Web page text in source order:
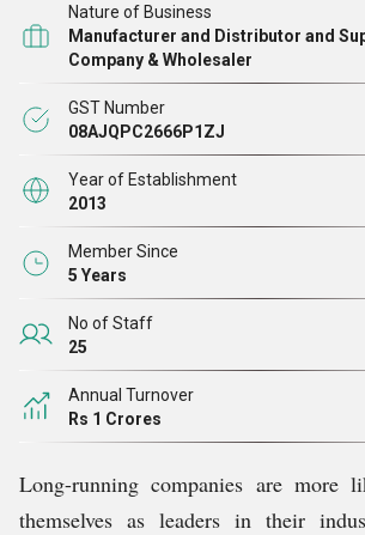
हैं, तो हम उच्चतम गुणवत्ता मानदंडों के
हाउस परीक्षण करते हैं। हमारे पास विशेषज्ञों
ढांचागत कार्यों को निर्बाध रूप से प्रबंधित
हमारे बुनियादी ढांचे से, हम ग्राहकों को तुरंत
Nature of Business
Manufacturer and Distributor and
Company & Wholesaler
GST Number
08AJQPC2666P1ZJ
Year of Establishment
2013
Member Since
5 Years
No of Staff
25
Annual Turnover
Rs 1 Crores
Long-running companies are more
themselves as leaders in their